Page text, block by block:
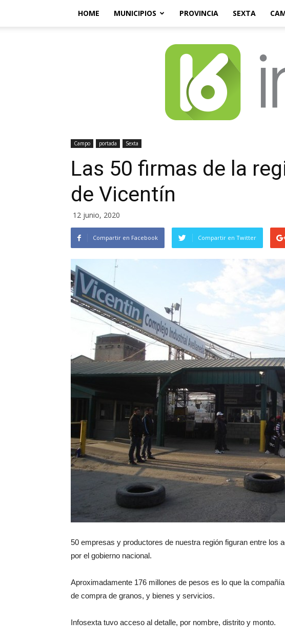
HOME MUNICIPIOS PROVINCIA SEXTA
Campo portada Sexta
Las 50 firmas de la
de Vicentín
12 junio, 2020
Compartir en Facebook Compartir en Twitter
50 empresas y productores de nuestra región figuran entre los
por el gobierno nacional.
Aproximadamente 176 millones de pesos es lo que la
de compra de granos, y bienes y servicios.
Infosexta tuvo acceso al detalle, por nombre, distrito y monto.